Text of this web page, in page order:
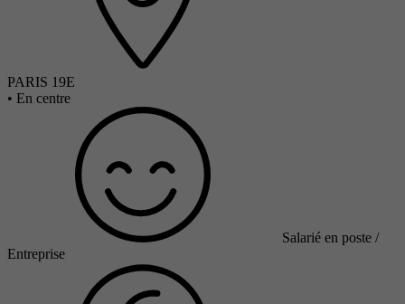
PARIS 19E
• En centre
Salarié en poste /
Entreprise